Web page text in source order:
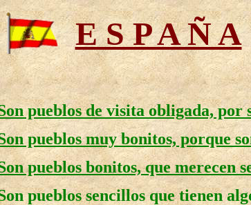
E S P A Ñ A
pueblos de visita obligada, por
pueblos muy bonitos, porque
pueblos bonitos, que merecen
pueblos sencillos que tienen